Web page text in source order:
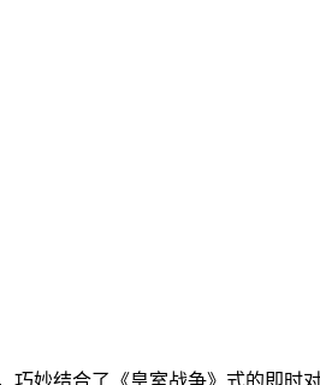
妙结合了《皇室战争》式的即